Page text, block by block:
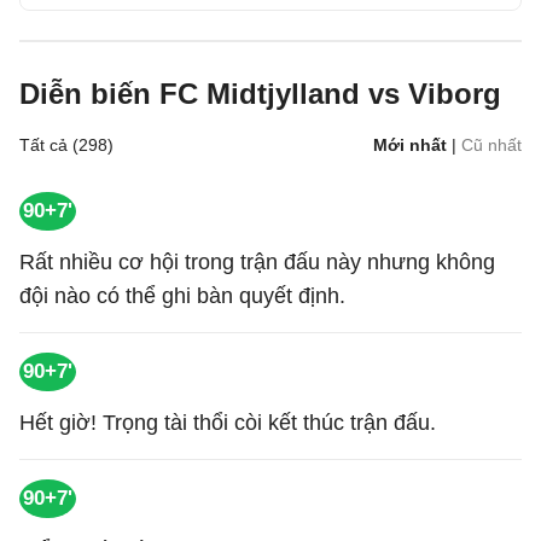
Diễn biến FC Midtjylland vs Viborg
Tất cả (298) Mới nhất | Cũ nhất
90+7'
Rất nhiều cơ hội trong trận đấu này nhưng không
đội nào có thể ghi bàn quyết định.
90+7'
Hết giờ! Trọng tài thổi còi kết thúc trận đấu.
90+7'